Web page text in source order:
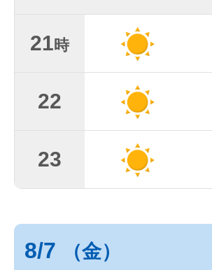
21時
22
23
8/7 （金）